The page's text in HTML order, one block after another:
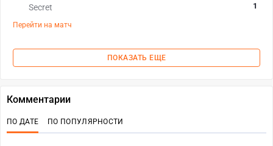
Secret
1
Перейти на матч
ПОКАЗАТЬ ЕЩЕ
Комментарии
ПО ДАТЕ ПО ПОПУЛЯРНОСТИ